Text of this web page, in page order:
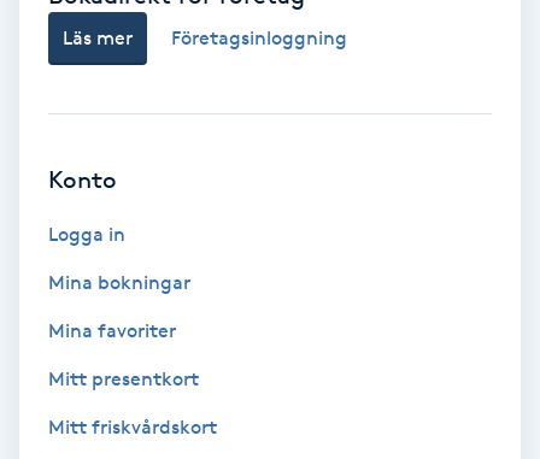
Fransförlängning Megavolym
Fransförlängning Volym
Fransk manikyr
Fransrengöring
Frekvensterapi
Friskvård
Läs mer Företagsinloggning
Konto
Logga in
Mina bokningar
Mina favoriter
Mitt presentkort
Mitt friskvårdskort